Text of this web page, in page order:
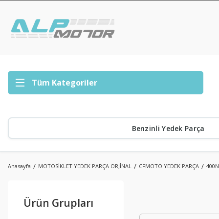
Tüm Kategoriler
Benzinli Yedek Parça
Anasayfa MOTOSİKLET YEDEK PARÇA ORJİNAL CFMOTO YEDEK PARÇA
Ürün Grupları